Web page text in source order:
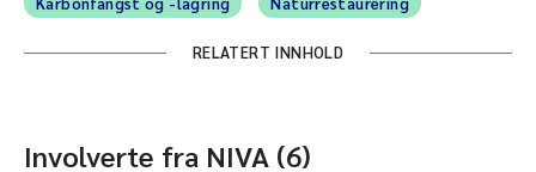
RELATERT INNHOLD
Involverte fra NIVA (6)